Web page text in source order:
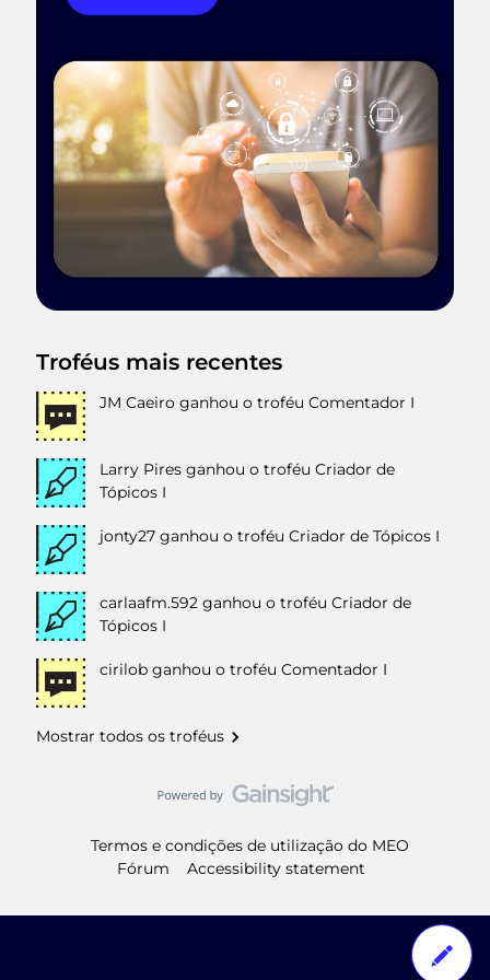
Troféus mais recentes
JM Caeiro ganhou o troféu Comentador I
Larry Pires ganhou o troféu Criador de
Tópicos I
jonty27 ganhou o troféu Criador de Tópicos I
carlaafm.592 ganhou o troféu Criador de
Tópicos I
cirilob ganhou o troféu Comentador I
Mostrar todos os troféus
Termos e condições de utilização do MEO
Fórum
Accessibility statement